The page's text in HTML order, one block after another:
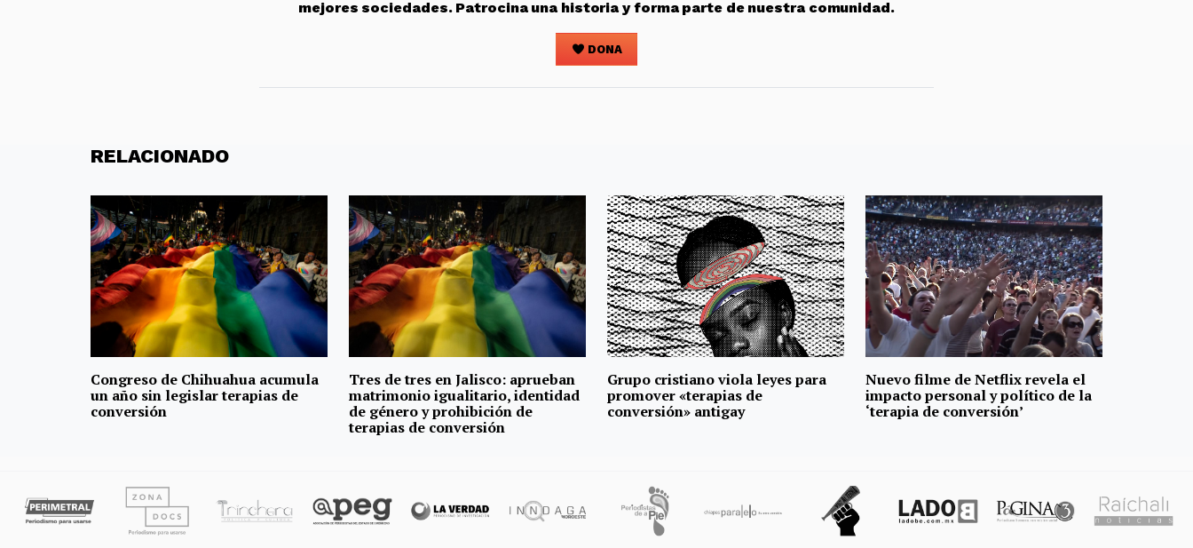
mejores sociedades. Patrocina una historia y forma parte de nuestra comunidad.
DONA
RELACIONADO
Congreso de Chihuahua acumula
un año sin legislar terapias de
conversión
Tres de tres en Jalisco: aprueban
matrimonio igualitario, identidad
de género y prohibición de
terapias de conversión
Grupo cristiano viola leyes para
promover «terapias de
conversión» antigay
Nuevo filme de Netflix revela el
impacto personal y político de la
‘terapia de conversión’